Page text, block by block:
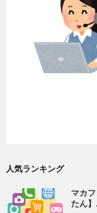
人気ランキング
マカ
たん